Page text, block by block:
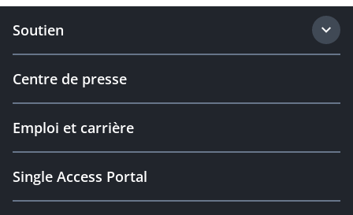
Soutien
Centre de presse
Emploi et carrière
Single Access Portal